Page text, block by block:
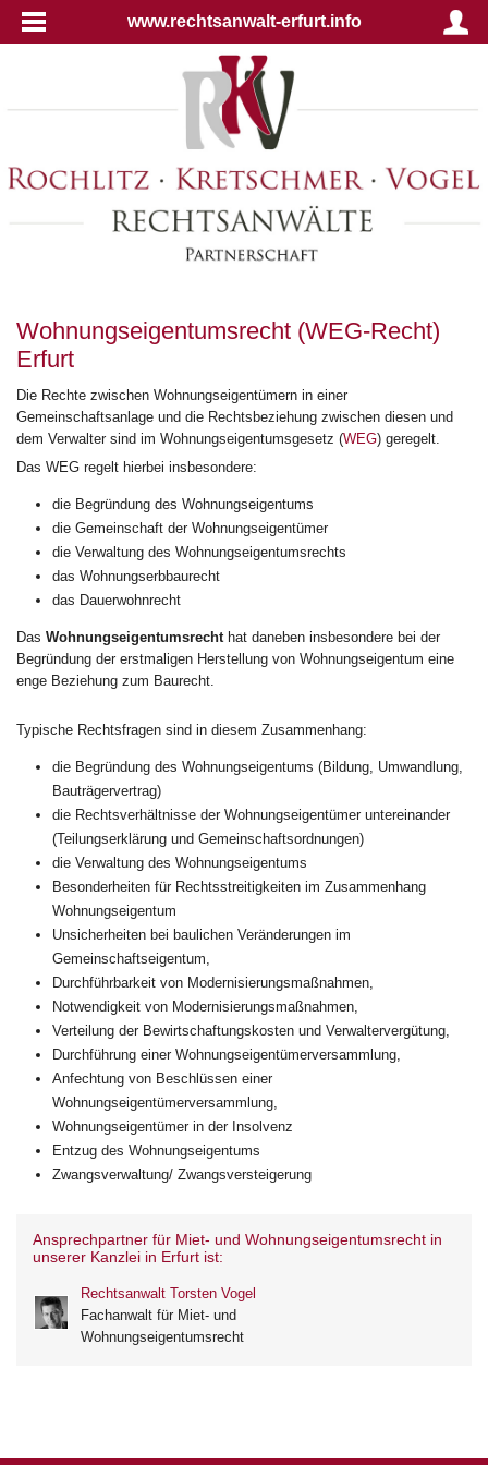
www.rechtsanwalt-erfurt.info
Wohnungseigentumsrecht (WEG-Recht)
Erfurt
Die Rechte zwischen Wohnungseigentümern in einer
Gemeinschaftsanlage und die Rechtsbeziehung zwischen diesen und
dem Verwalter sind im Wohnungseigentumsgesetz (WEG) geregelt.
Das WEG regelt hierbei insbesondere:
die Begründung des Wohnungseigentums
die Gemeinschaft der Wohnungseigentümer
die Verwaltung des Wohnungseigentumsrechts
das Wohnungserbbaurecht
das Dauerwohnrecht
Das Wohnungseigentumsrechthat daneben insbesondere bei der
Begründung der erstmaligen Herstellung von Wohnungseigentum eine
enge Beziehung zum Baurecht.
Typische Rechtsfragen sind in diesem Zusammenhang:
die Begründung des Wohnungseigentums (Bildung, Umwandlung,
Bauträgervertrag)
die Rechtsverhältnisse der Wohnungseigentümer untereinander
(Teilungserklärung und Gemeinschaftsordnungen)
die Verwaltung des Wohnungseigentums
Besonderheiten für Rechtsstreitigkeiten im Zusammenhang
Wohnungseigentum
Unsicherheiten bei baulichen Veränderungen im
Gemeinschaftseigentum,
Durchführbarkeit von Modernisierungsmaßnahmen,
Notwendigkeit von Modernisierungsmaßnahmen,
Verteilung der Bewirtschaftungskosten und Verwaltervergütung,
Durchführung einer Wohnungseigentümerversammlung,
Anfechtung von Beschlüssen einer
Wohnungseigentümerversammlung,
Wohnungseigentümer in der Insolvenz
Entzug des Wohnungseigentums
Zwangsverwaltung/ Zwangsversteigerung
Ansprechpartner für Miet- und Wohnungseigentumsrecht in
unserer Kanzlei in Erfurt ist:
Rechtsanwalt Torsten Vogel
Fachanwalt für Miet- und
Wohnungseigentumsrecht